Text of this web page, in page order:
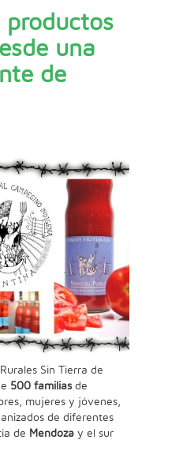
productos
una
de
Sin Tierra de
500 familiasde
mujeres y jóvenes,
de diferentes
de Mendoza y el sur